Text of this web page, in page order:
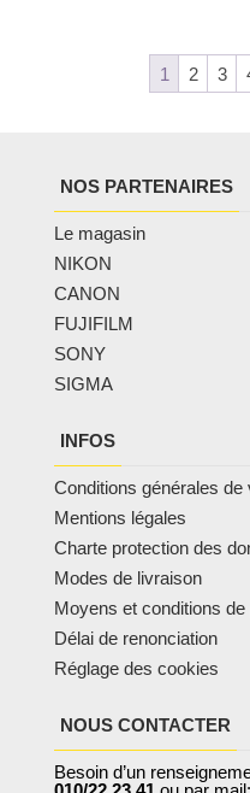
1 2 3
NOS PARTENAIRES
Le magasin
NIKON
CANON
FUJIFILM
SONY
SIGMA
INFOS
Conditions générales de
Mentions légales
Charte protection des
Modes de livraison
Moyens et conditions de
Délai de renonciation
Réglage des cookies
NOUS CONTACTER
Besoin d’un